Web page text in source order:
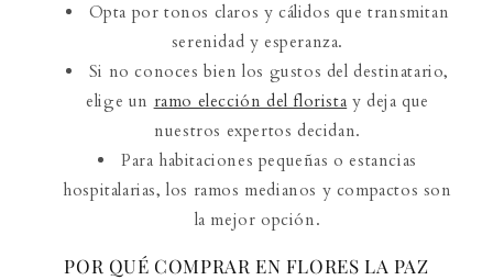
Opta por tonos claros y cálidos que transmitan
serenidad y esperanza.
Si no conoces bien los gustos del destinatario,
elige un ramo elección del florista y deja que
nuestros expertos decidan.
Para habitaciones pequeñas o estancias
hospitalarias, los ramos medianos y compactos son
la mejor opción.
POR QUÉ COMPRAR EN FLORES LA PAZ